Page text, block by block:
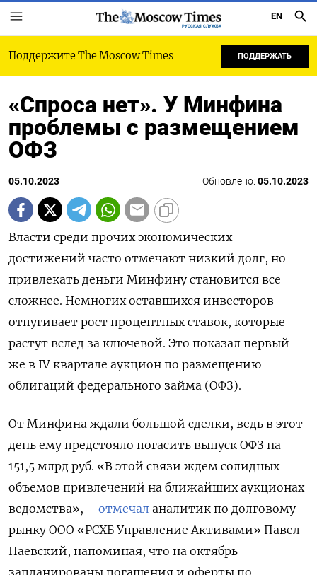
РУССКАЯ СЛУЖБА
EN
Поддержите The Moscow Times ПОДДЕРЖАТЬ
«Спроса нет». У Минфина
проблемы с размещением
ОФЗ
05.10.2023 Обновлено: 05.10.2023
Власти среди прочих экономических
достижений часто отмечают низкий долг, но
привлекать деньги Минфину становится все
сложнее. Немногих оставшихся инвесторов
отпугивает рост процентных ставок, которые
растут вслед за ключевой. Это показал первый
же в IV квартале аукцион по размещению
облигаций федерального займа (ОФЗ).
От Минфина ждали большой сделки, ведь в этот
день ему предстояло погасить выпуск ОФЗ на
151,5 млрд руб. «В этой связи ждем солидных
объемов привлечений на ближайших аукционах
ведомства», – отмечал аналитик по долговому
рынку ООО «РСХБ Управление Активами» Павел
Паевский, напоминая, что на октябрь
запланированы погашения и оферты по